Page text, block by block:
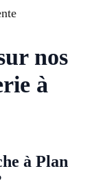
nos
à
à Plan